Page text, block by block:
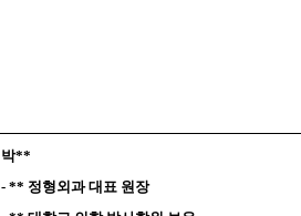
박**
- ** 정형외과 대표 원장